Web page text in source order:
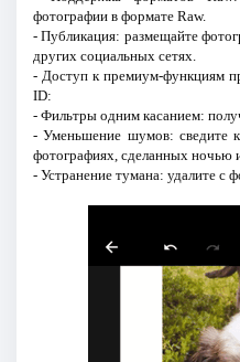
фотографии в формате Raw.
- Публикация: размещайте
других социальных сетях.
- Доступ к премиум-функциям
ID:
- Фильтры одним касанием:
- Уменьшение шумов: сведите
фотографиях, сделанных ночью
- Устранение тумана: удалите с